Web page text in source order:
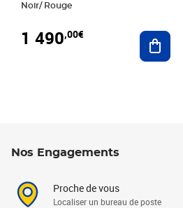
Noir/ Rouge
1 490,00€
Nos Engagements
Proche de vous
Localiser un bureau de poste